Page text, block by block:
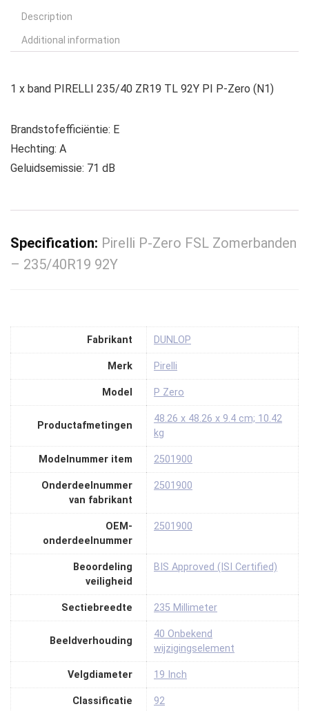
Description
Additional information
1 x band PIRELLI 235/40 ZR19 TL 92Y PI P-Zero (N1)
Brandstofefficiëntie: E
Hechting: A
Geluidsemissie: 71 dB
Specification: Pirelli P-Zero FSL Zomerbanden
– 235/40R19 92Y
Fabrikant ‎DUNLOP
Merk ‎Pirelli
Model ‎P Zero
Productafmetingen
‎48.26 x 48.26 x 9.4 cm; 10.42
kg
Modelnummer item ‎2501900
Onderdeelnummer
van fabrikant
‎2501900
OEM-
onderdeelnummer
‎2501900
Beoordeling
veiligheid
‎BIS Approved (ISI Certified)
Sectiebreedte ‎235 Millimeter
Beeldverhouding
‎40 Onbekend
wijzigingselement
Velgdiameter ‎19 Inch
Classificatie
‎92